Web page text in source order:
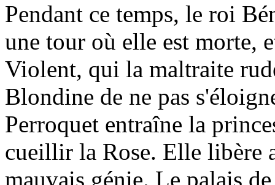
Pendant ce temps, le roi
une tour où elle est morte,
Violent, qui la maltraite
Blondine de ne pas
Perroquet entraîne la
cueillir la Rose. Elle libère
mauvais génie. Le palais